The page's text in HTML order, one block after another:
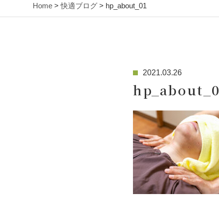
Home >快適ブログ > hp_about_01
2021.03.26